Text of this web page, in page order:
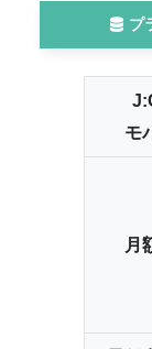
バイルだか
非常に魅力
フトバンク
には通信速
プ
モ
月